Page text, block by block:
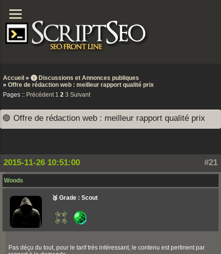
Accueil » ⓿ Discussions et Annonces publiques
» Offre de rédaction web : meilleur rapport qualité prix
Pages :: Précédent 1 2 3 Suivant
🟣 Offre de rédaction web : meilleur rapport qualité prix
#21
2015-11-26 10:51:00
Woods
🥉 Grade : Scout
Pas déçu du tout, pour le tarif très intéressant, le contenu est pertinent par